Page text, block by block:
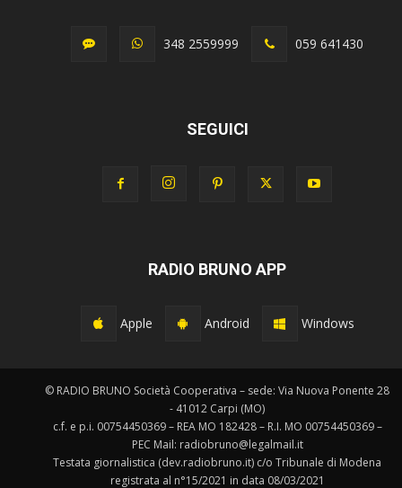
348 2559999 059 641430
SEGUICI
RADIO BRUNO APP
Apple Android Windows
© RADIO BRUNO Società Cooperativa – sede: Via Nuova Ponente 28
- 41012 Carpi (MO)
c.f. e p.i. 00754450369 – REA MO 182428 – R.I. MO 00754450369 –
PEC Mail: radiobruno@legalmail.it
Testata giornalistica (dev.radiobruno.it) c/o Tribunale di Modena
registrata al n°15/2021 in data 08/03/2021